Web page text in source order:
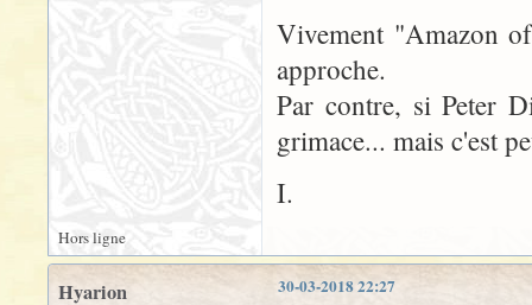
Vivement "Amazon
approche.
Par contre, si Peter
grimace... mais c'est
I.
Hors ligne
30-03-2018 22:27
Hyarion